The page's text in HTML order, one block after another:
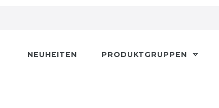
NEUHEITEN PRODUKTGRUPPEN